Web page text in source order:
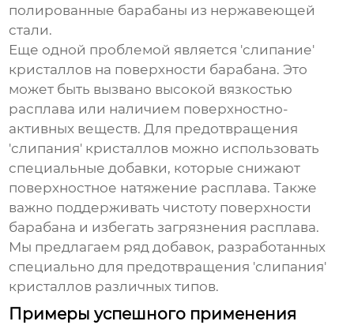
полированные барабаны из нержавеющей
стали.
Еще одной проблемой является 'слипание'
кристаллов на поверхности барабана. Это
может быть вызвано высокой вязкостью
расплава или наличием поверхностно-
активных веществ. Для предотвращения
'слипания' кристаллов можно использовать
специальные добавки, которые снижают
поверхностное натяжение расплава. Также
важно поддерживать чистоту поверхности
барабана и избегать загрязнения расплава.
Мы предлагаем ряд добавок, разработанных
специально для предотвращения 'слипания'
кристаллов различных типов.
Примеры успешного применения